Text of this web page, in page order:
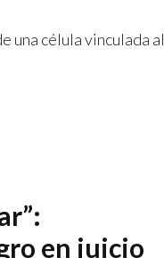
una célula vinculada al
en juicio